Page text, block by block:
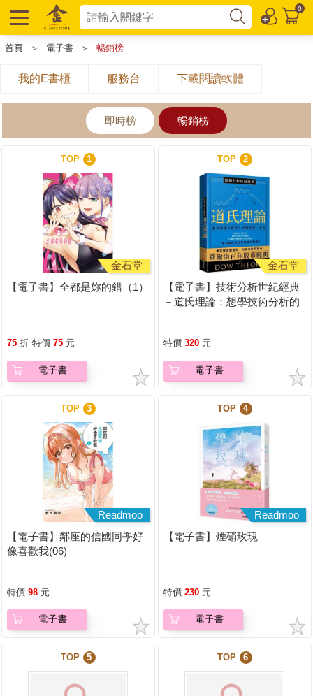
0
首頁 ＞ 電子書 ＞ 暢銷榜
我的E書櫃 服務台 下載閱讀軟體
即時榜 暢銷榜
TOP 1
金石堂
【電子書】全都是妳的錯（1）
75 折 特價 75 元
電子書
TOP 2
金石堂
【電子書】技術分析世紀經典
－道氏理論：想學技術分析的
特價 320 元
電子書
TOP 3
Readmoo
【電子書】鄰座的信國同學好
像喜歡我(06)
特價 98 元
電子書
TOP 4
Readmoo
【電子書】煙硝玫瑰
特價 230 元
電子書
TOP 5 TOP 6